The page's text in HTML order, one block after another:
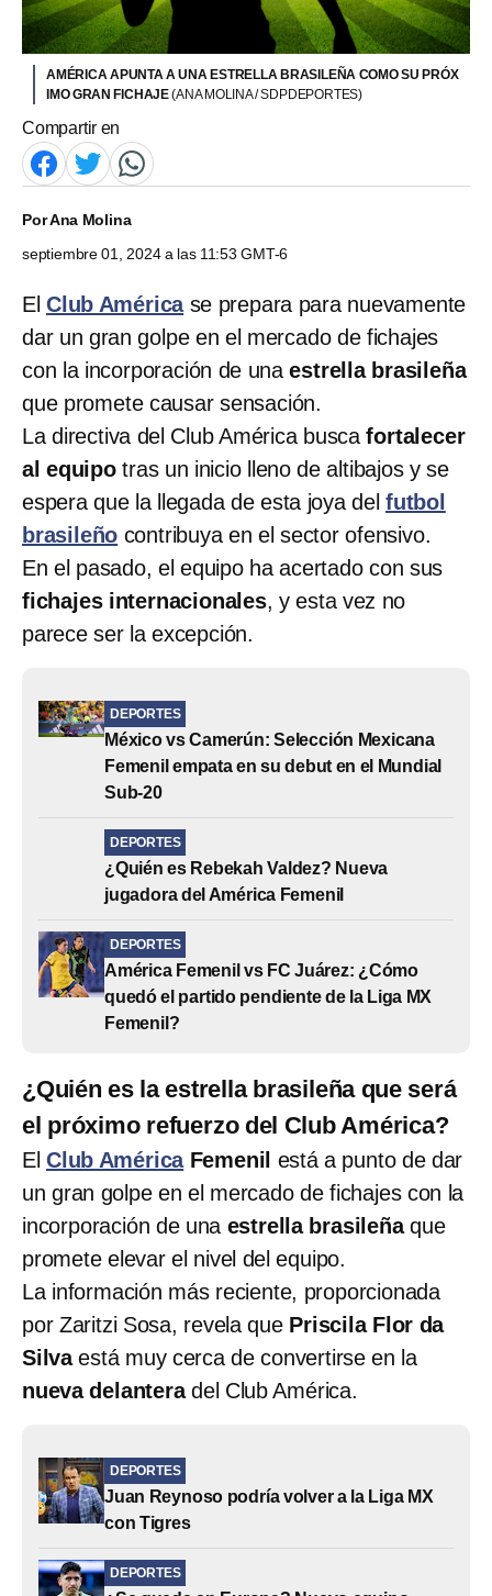
AMÉRICA APUNTA A UNA ESTRELLA BRASILEÑA COMO SU PRÓX
IMO GRAN FICHAJE(ANA MOLINA / SDPDEPORTES)
Compartir en
PorAna Molina
septiembre 01, 2024 a las 11:53 GMT-6
El Club Américase prepara para nuevamente
dar un gran golpe en el mercado de fichajes
con la incorporación de unaestrella brasileña
que promete causar sensación.
La directiva del Club América buscafortalecer
al equipotras un inicio lleno de altibajos y se
espera que la llegada de esta joya del futbol
brasileño contribuya en el sector ofensivo.
En el pasado, el equipo ha acertado con sus
fichajes internacionales, y esta vez no
parece ser la excepción.
DEPORTES
México vs Camerún: Selección Mexicana
Femenil empata en su debut en el Mundial
Sub-20
DEPORTES
¿Quién es Rebekah Valdez? Nueva
jugadora del América Femenil
DEPORTES
América Femenil vs FC Juárez: ¿Cómo
quedó el partido pendiente de la Liga MX
Femenil?
¿Quién es la estrella brasileña que será
el próximo refuerzo del Club América?
El Club AméricaFemenil está a punto de dar
un gran golpe en el mercado de fichajes con la
incorporación de una estrella brasileñaque
promete elevar el nivel del equipo.
La información más reciente, proporcionada
por Zaritzi Sosa, revela que Priscila Flor da
Silvaestá muy cerca de convertirse en la
nueva delanteradel Club América.
DEPORTES
Juan Reynoso podría volver a la Liga MX
con Tigres
DEPORTES